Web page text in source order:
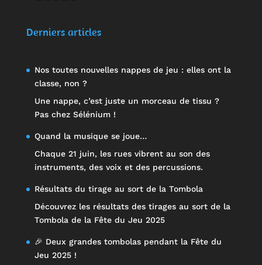
Derniers articles
Nos toutes nouvelles nappes de jeu : elles ont la
classe, non ?
Une nappe, c’est juste un morceau de tissu ?
Pas chez Sélénium !
Quand la musique se joue…
Chaque 21 juin, les rues vibrent au son des
instruments, des voix et des percussions.
Résultats du tirage au sort de la Tombola
Découvrez les résultats des tirages au sort de la
Tombola de la Fête du Jeu 2025
🎉 Deux grandes tombolas pendant la Fête du
Jeu 2025 !